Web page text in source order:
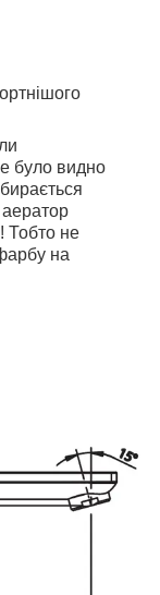
було видно
Тобто не
на